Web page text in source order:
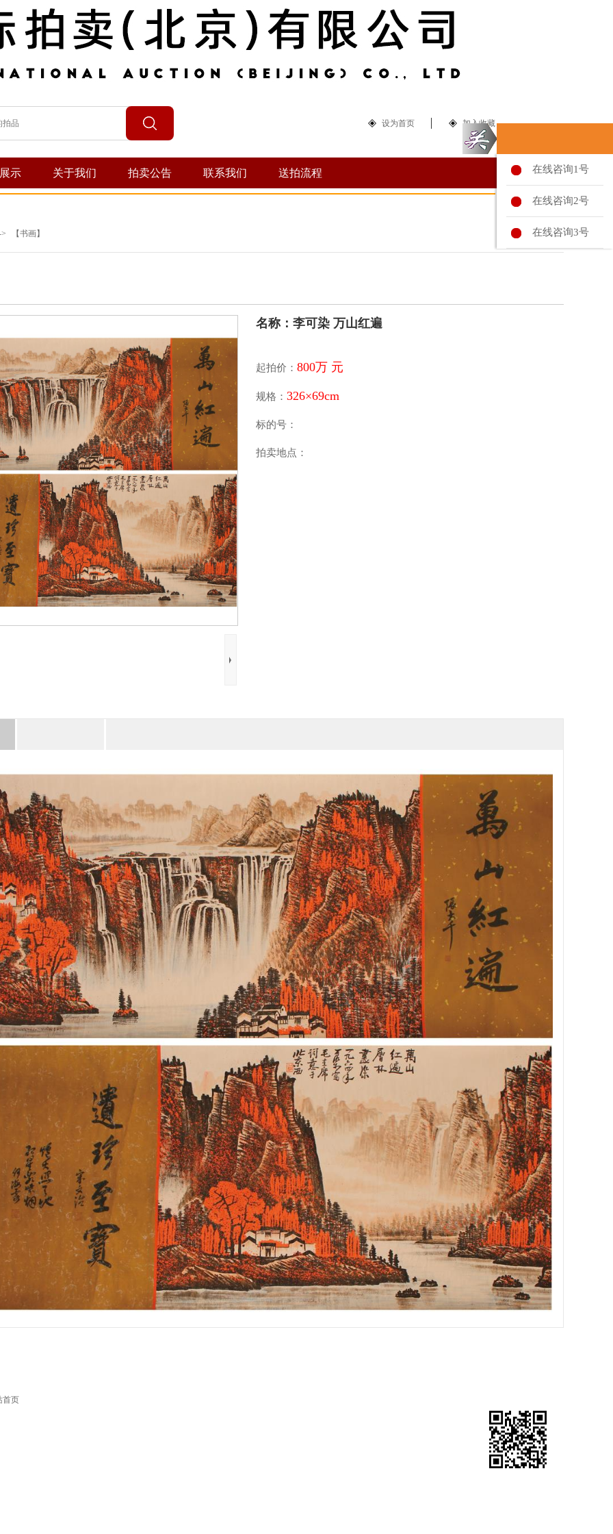
在线咨询1号
在线咨询2号
在线咨询3号
设为首页 加入收藏
示 关于我们 拍卖公告 联系我们 送拍流程
【书画】
名称：李可染 万山红遍
起拍价： 800万 元
规格： 326×69cm
标的号：
拍卖地点：
首页